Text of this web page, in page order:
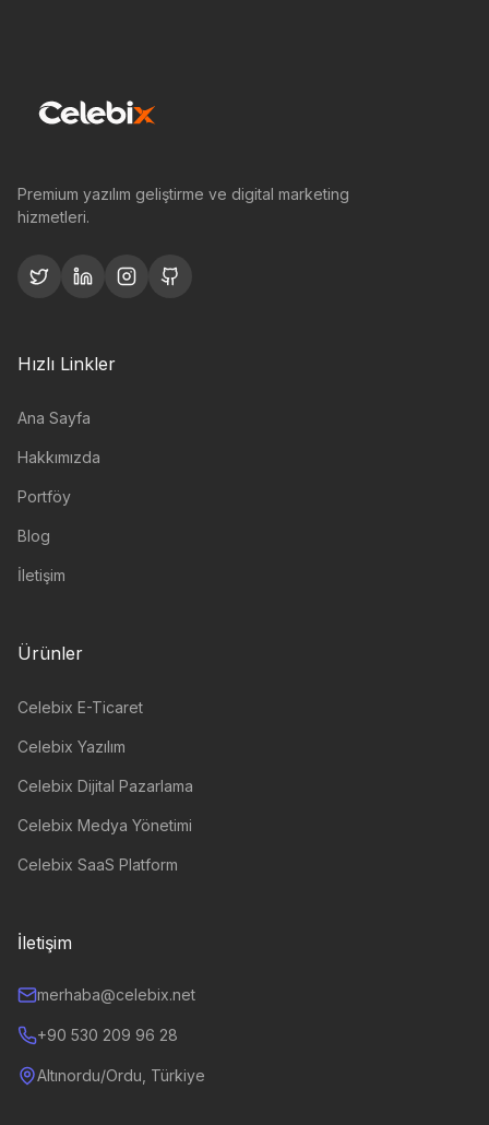
Premium yazılım geliştirme ve digital marketing
hizmetleri.
Hızlı Linkler
Ana Sayfa
Hakkımızda
Portföy
Blog
İletişim
Ürünler
Celebix E-Ticaret
Celebix Yazılım
Celebix Dijital Pazarlama
Celebix Medya Yönetimi
Celebix SaaS Platform
İletişim
merhaba@celebix.net
+90 530 209 96 28
Altınordu/Ordu, Türkiye